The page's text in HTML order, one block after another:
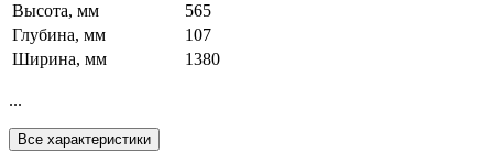
Высота, мм
565
Глубина, мм
107
Ширина, мм
1380
...
Все характеристики